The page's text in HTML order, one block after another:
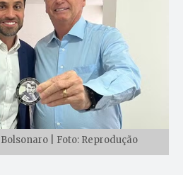
| Foto: Reprodução